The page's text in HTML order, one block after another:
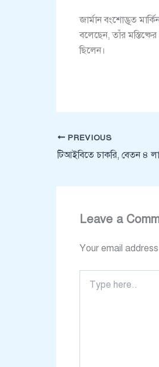
জার্মান বংশোদ্ভূত
বলেছেন, তাঁর
ছিলেন।
PREVIOUS
টিআইবিতে চাকরি, বেতন ৪
Leave a
Your email
here..